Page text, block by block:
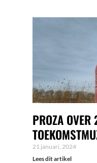
PROZA
21 januari, 2024
Lees dit artikel